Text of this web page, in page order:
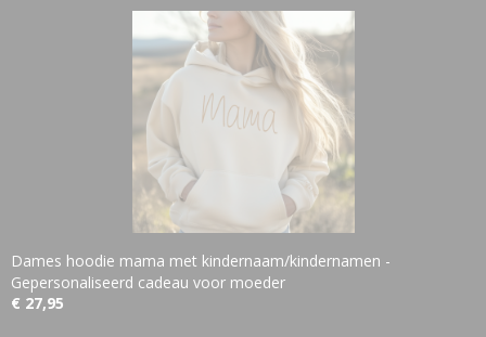
Dames hoodie mama met kindernaam/kindernamen -
Gepersonaliseerd cadeau voor moeder
€ 27,95